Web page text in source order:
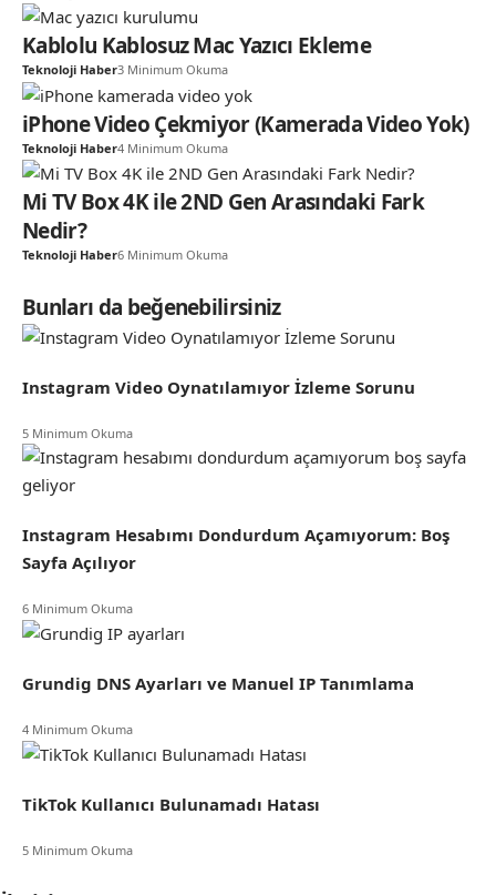
Kablolu Kablosuz Mac Yazıcı Ekleme
Teknoloji Haber3 Minimum Okuma
iPhone Video Çekmiyor (Kamerada Video Yok)
Teknoloji Haber4 Minimum Okuma
Mi TV Box 4K ile 2ND Gen Arasındaki Fark
Nedir?
Teknoloji Haber6 Minimum Okuma
Bunları da beğenebilirsiniz
Instagram Video Oynatılamıyor İzleme Sorunu
5 Minimum Okuma
Instagram Hesabımı Dondurdum Açamıyorum: Boş
Sayfa Açılıyor
6 Minimum Okuma
Grundig DNS Ayarları ve Manuel IP Tanımlama
4 Minimum Okuma
TikTok Kullanıcı Bulunamadı Hatası
5 Minimum Okuma